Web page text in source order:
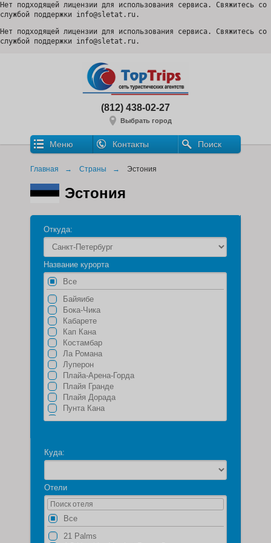
Нет подходящей лицензии для использования сервиса. Свяжитесь со
службой поддержки info@sletat.ru.
Нет подходящей лицензии для использования сервиса. Свяжитесь со
службой поддержки info@sletat.ru.
(812) 438-02-27
Выбрать город
Меню Контакты Поиск
Главная Страны Эстония
Эстония
Откуда:
Название курорта
Все
Байяибе
Бока-Чика
Кабарете
Кап Кана
Костамбар
Ла Романа
Луперон
Плайа-Арена-Горда
Плайя Гранде
Плайя Дорада
Пунта Кана
Пуэрто Плата
Санто-Доминго
Сантьяго
Харабакоа
Хуан Долио
Экскурсионная программа Доминикана
Куда:
Отели
Все
21 Palms